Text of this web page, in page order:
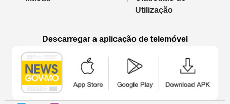
Utilização
Descarregar a aplicação de telemóvel